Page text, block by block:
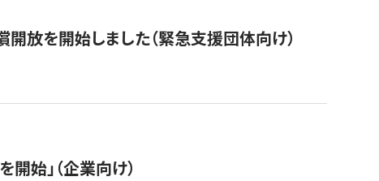
放を開始しました（緊急支援団体向け）
始」（企業向け）